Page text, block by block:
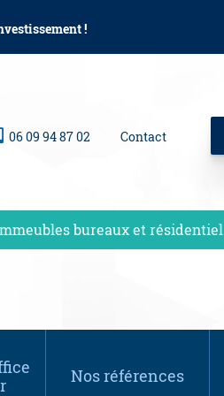
!
06 09 94 87 02 Contact
bureaux et résidentiel
Nos références